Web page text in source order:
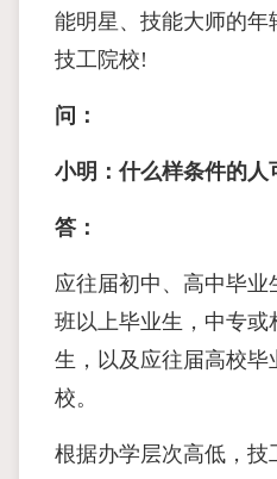
能明星、技能大师的
技工院校!
问：
小明：什么样条件的人
答：
应往届初中、高中毕业
班以上毕业生，中专或
生，以及应往届高校
校。
根据办学层次高低，技